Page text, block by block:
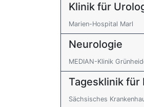
Klinik für
Marien-Hospital Marl
Neurologie
MEDIAN-Klinik
Tagesklinik für
Sächsisches